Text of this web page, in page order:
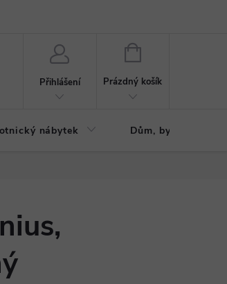
Přihlášení
NÁKUPNÍ
Prázdný košík
nábytek Dům, byt, zahrada